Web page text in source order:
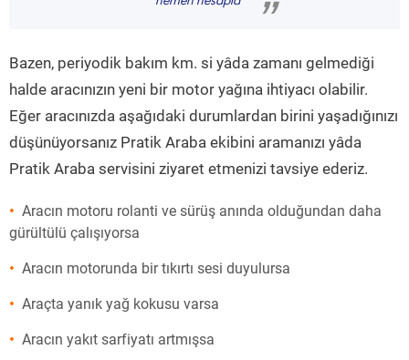
”
Bazen, periyodik bakım km. si yâda zamanı gelmediği
halde aracınızın yeni bir motor yağına ihtiyacı olabilir.
Eğer aracınızda aşağıdaki durumlardan birini yaşadığınızı
düşünüyorsanız Pratik Araba ekibini aramanızı yâda
Pratik Araba servisini ziyaret etmenizi tavsiye ederiz.
Aracın motoru rolanti ve sürüş anında olduğundan daha
gürültülü çalışıyorsa
Aracın motorunda bir tıkırtı sesi duyulursa
Araçta yanık yağ kokusu varsa
Aracın yakıt sarfiyatı artmışsa